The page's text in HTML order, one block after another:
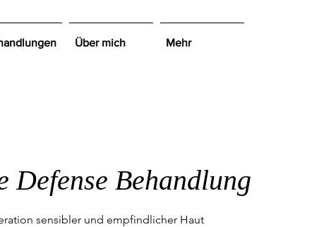
Über mich Mehr
Defense Behandlung
sensibler und empfindlicher Haut